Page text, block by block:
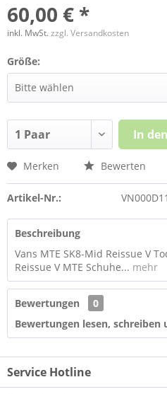
60,00 € *
inkl. MwSt.zzgl. Versandkosten
Größe:
In den
Merken Bewerten
Artikel-Nr.:
Beschreibung
Vans MTE SK8-Mid Reissue V
Reissue V MTE Schuhe... mehr
Bewertungen
0
Bewertungen lesen, schreiben
Service Hotline